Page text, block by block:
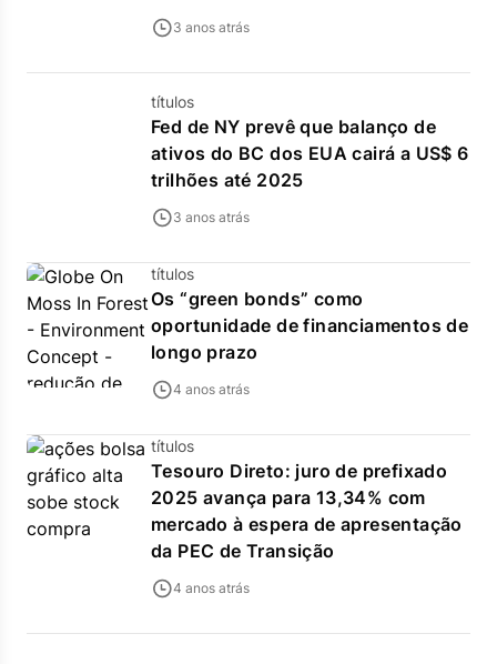
3 anos atrás
títulos
Fed de NY prevê que balanço de
ativos do BC dos EUA cairá a US$ 6
trilhões até 2025
3 anos atrás
títulos
Os “green bonds” como
oportunidade de financiamentos de
longo prazo
4 anos atrás
títulos
Tesouro Direto: juro de prefixado
2025 avança para 13,34% com
mercado à espera de apresentação
da PEC de Transição
4 anos atrás